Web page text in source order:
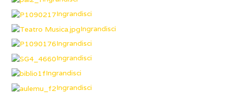
Ingrandisci
Ingrandisci
Ingrandisci
Ingrandisci
Ingrandisci
Ingrandisci